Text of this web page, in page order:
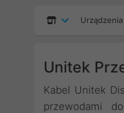
Unitek
Kabel Unitek
przewodami